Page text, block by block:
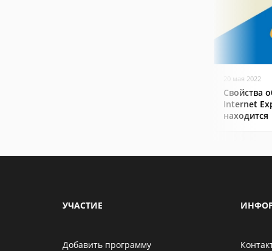
20 мая 2022
Свойства
Internet
находится
УЧАСТИЕ
Добавить программу